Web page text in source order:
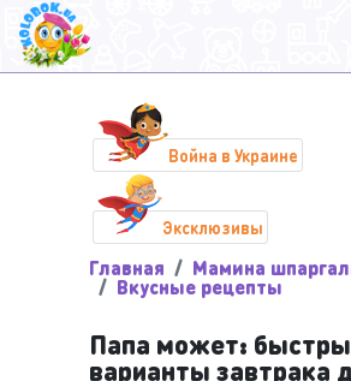
Война в Украине
Эксклюзивы
Главная Мамина
Вкусные рецепты
Папа может:
варианты завтрака